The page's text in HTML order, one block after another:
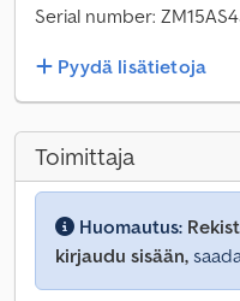
Serial number:
Pyydä lisätietoja
Toimittaja
Huomautus:
kirjaudu sisään,